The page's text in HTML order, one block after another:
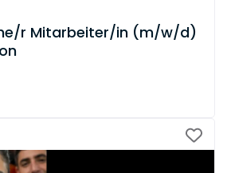
r Mitarbeiter/in (m/w/d)